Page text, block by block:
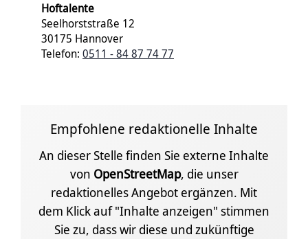
Hoftalente
Seelhorststraße 12
30175 Hannover
Telefon: 0511 - 84 87 74 77
Empfohlene redaktionelle Inhalte
An dieser Stelle finden Sie externe Inhalte
von OpenStreetMap, die unser
redaktionelles Angebot ergänzen. Mit
dem Klick auf "Inhalte anzeigen" stimmen
Sie zu, dass wir diese und zukünftige